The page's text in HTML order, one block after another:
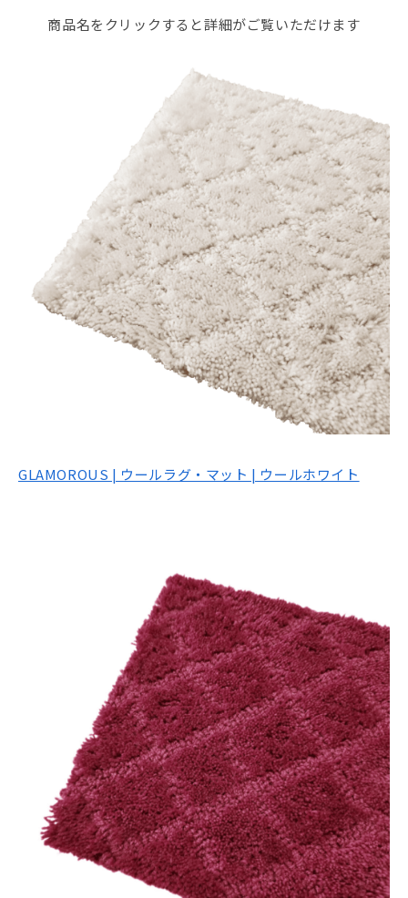
商品名をクリックすると詳細がご覧いただけます
GLAMOROUS | ウールラグ・マット | ウールホワイト